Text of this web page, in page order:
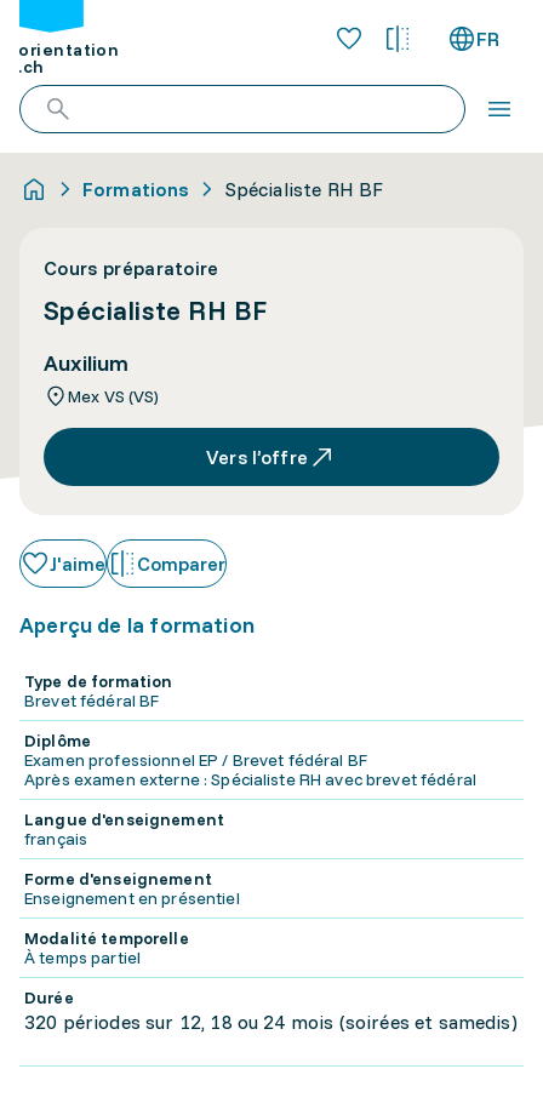
orientation
.ch
FR
Formations Spécialiste RH BF
Cours préparatoire
Spécialiste RH BF
Auxilium
Mex VS (VS)
Vers l’offre
J'aime Comparer
Aperçu de la formation
Type de formation
Brevet fédéral BF
Diplôme
Examen professionnel EP / Brevet fédéral BF
Après examen externe : Spécialiste RH avec brevet fédéral
Langue d'enseignement
français
Forme d'enseignement
Enseignement en présentiel
Modalité temporelle
À temps partiel
Durée
320 périodes sur 12, 18 ou 24 mois (soirées et samedis)